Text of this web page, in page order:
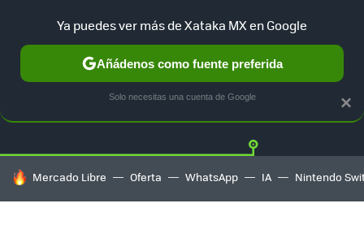
TESLA UBER AUTO ELECTRICO Twitter
HOY SE HABLA DE
Mercado Libre Oferta WhatsApp IA Nintendo
×
Ya puedes ver más de Xataka MX en Google
Añádenos como fuente preferida
Solo necesitas una cuenta de Google